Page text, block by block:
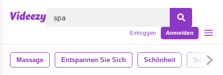
Einloggen Anmelden
Massage Entspannen Sie Sich Schönheit Salon